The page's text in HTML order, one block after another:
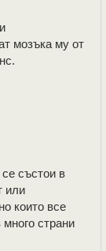
мозъка му от
състои в
или
които все
страни